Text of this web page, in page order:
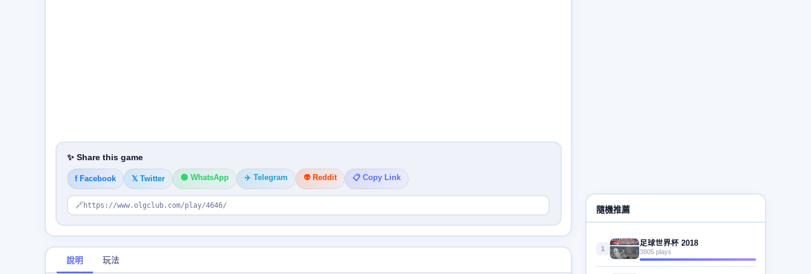
✨ Share this game
f Facebook 𝕏 Twitter 🟢 WhatsApp ✈️ Telegram 👽 Reddit 📋 Copy Link
🔗 https://www.olgclub.com/play/4646/
說明 玩法
隨機推薦
1
足球世界杯 2018
3805 plays